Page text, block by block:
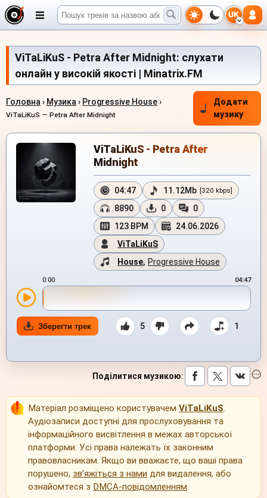
UK
ViTaLiKuS - Petra After Midnight: слухати
онлайн у високій якості | Minatrix.FM
Головна › Музика › Progressive House›
ViTaLiKuS — Petra After Midnight
Додати
музику
ViTaLiKuS - Petra After
Midnight
04:47 11.12Mb [320 kbps]
8890 0
0
123 BPM
24.06.2026
ViTaLiKuS
House, Progressive House
0:00 04:47
Зберегти трек 5 1
Поділитися музикою:
Матеріал розміщено користувачем ViTaLiKuS.
Аудіозаписи доступні для прослуховування та
інформаційного висвітлення в межах авторської
платформи. Усі права належать їх законним
правовласникам. Якщо ви вважаєте, що ваші права
порушено, зв’яжіться з нами для видалення, або
ознайомтеся з DMCA-повідомленням.